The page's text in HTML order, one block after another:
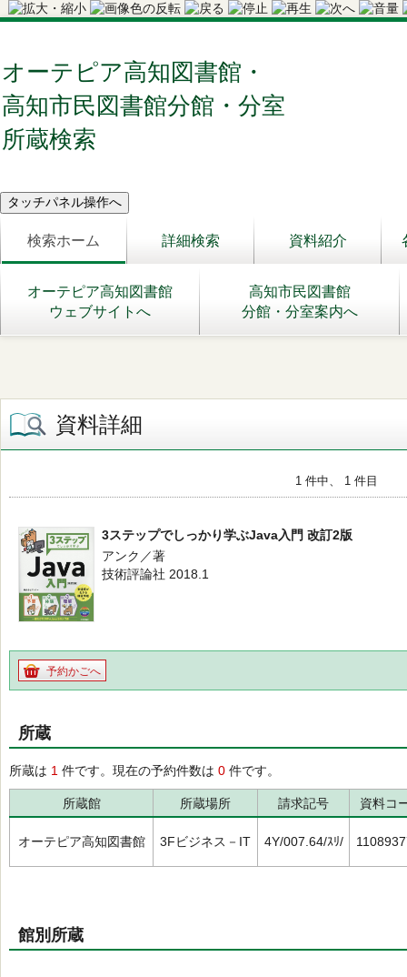
オーテピア高知図書館・
高知市民図書館分館・分室
所蔵検索
検索ホーム 詳細検索 資料紹介
オーテピア高知図書館
ウェブサイトへ
高知市民図書館
分館・分室案内へ
資料詳細
1 件中、 1 件目
3ステップでしっかり学ぶJava入門 改訂2版
アンク／著
技術評論社 2018.1
予約かごへ
所蔵
所蔵は 1 件です。現在の予約件数は 0 件です。
所蔵館 所蔵場所 請求記号 資料コ
オーテピア高知図書館 3Fビジネス－IT 4Y/007.64/ｽﾘ/
館別所蔵